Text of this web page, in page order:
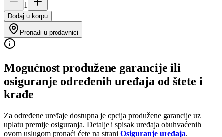
1
Dodaj u korpu
Pronađi u prodavnici
Mogućnost produžene garancije ili
osiguranje određenih uređaja od štete i
krađe
Za određene uređaje dostupna je opcija produžene garancije uz
uplatu premije osiguranja. Detalje i spisak uređaja obuhvaćenih
ovom uslugom pronaći ćete na strani Osiguranje uređaja.